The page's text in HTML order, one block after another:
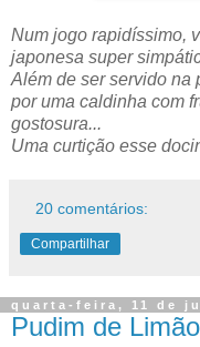
Num jogo rapidíssimo,
japonesa super
Além de ser servido na
por uma caldinha com
gostosura...
Uma curtição esse
20 comentários:
Compartilhar
quarta-feira, 11 de
Pudim de